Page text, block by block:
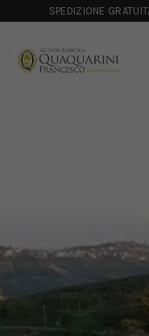
SPEDIZIONE